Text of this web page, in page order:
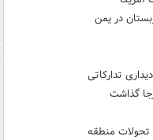
در یمن
تدارکاتی
گذاشت
تحولات منطقه